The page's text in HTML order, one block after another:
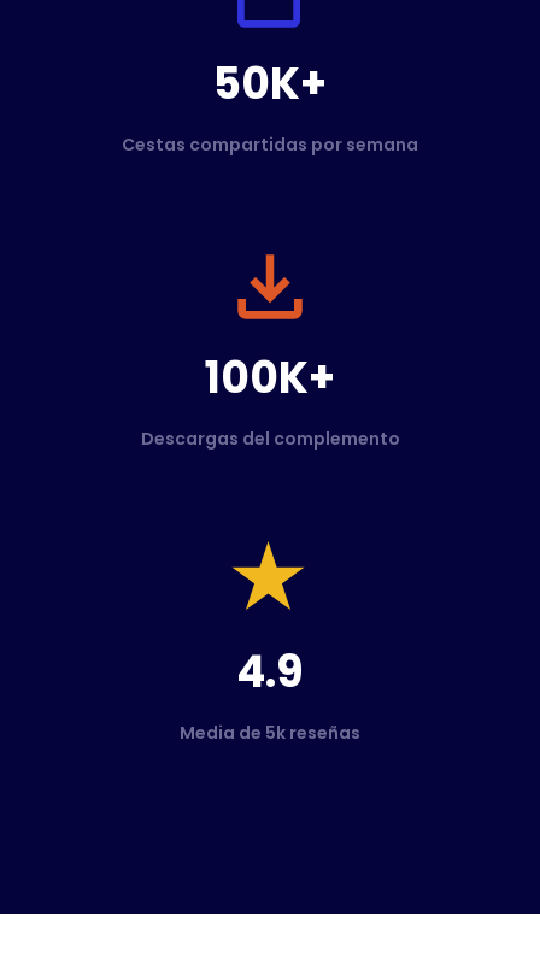
50K+
Cestas compartidas por semana
100K+
Descargas del complemento
4.9
Media de 5k reseñas